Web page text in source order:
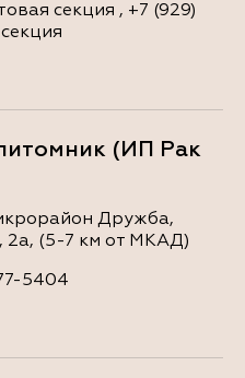
секция , +7 (929)
(ИП Рак
Дружба,
2а, (5-7 км от МКАД)
5404